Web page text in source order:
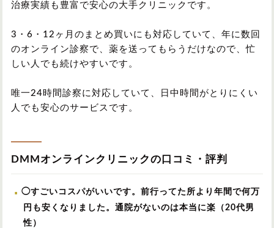
治療実績も豊富で安心の大手クリニックです。
3・6・12ヶ月のまとめ買いにも対応していて、年に数回
のオンライン診察で、薬を送ってもらうだけなので、忙
しい人でも続けやすいです。
唯一24時間診察に対応していて、日中時間がとりにくい
人でも安心のサービスです。
DMMオンラインクリニックの口コミ・評判
◯すごいコスパがいいです。前行ってた所より年間で何万
円も安くなりました。通院がないのは本当に楽（20代男
性）